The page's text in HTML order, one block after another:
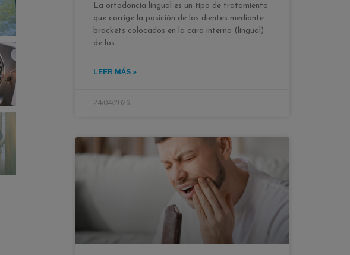
La ortodoncia lingual es un tipo de tratamiento
que corrige la posición de los dientes mediante
brackets colocados en la cara interna (lingual)
de los
LEER MÁS »
24/04/2026